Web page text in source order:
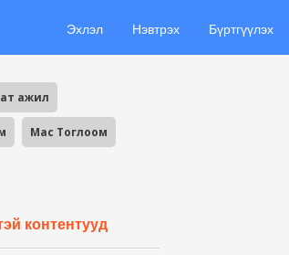
Эхлэл Нэвтрэх Бүртгүүлэх
ажил
Mac Тоглоом
контентууд